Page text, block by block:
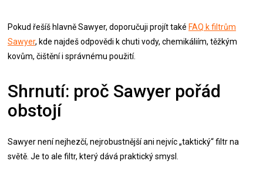
Pokud řešíš hlavně Sawyer, doporučuji projít také FAQ k filtrům
Sawyer, kde najdeš odpovědi k chuti vody, chemikáliím, těžkým
kovům, čištění i správnému použití.
Shrnutí: proč Sawyer pořád
obstojí
Sawyer není nejhezčí, nejrobustnější ani nejvíc „taktický“ filtr na
světě. Je to ale filtr, který dává praktický smysl.